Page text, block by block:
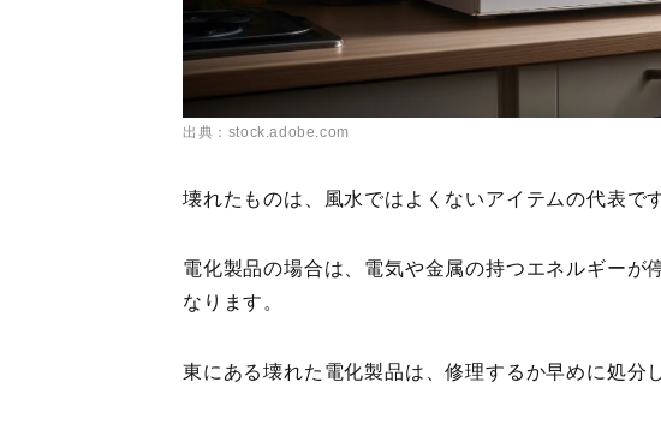
出典：stock.adobe.com
壊れたものは、風水ではよくないアイテムの代表です
電化製品の場合は、電気や金属の持つエネルギーが
なります。
東にある壊れた電化製品は、修理するか早めに処分